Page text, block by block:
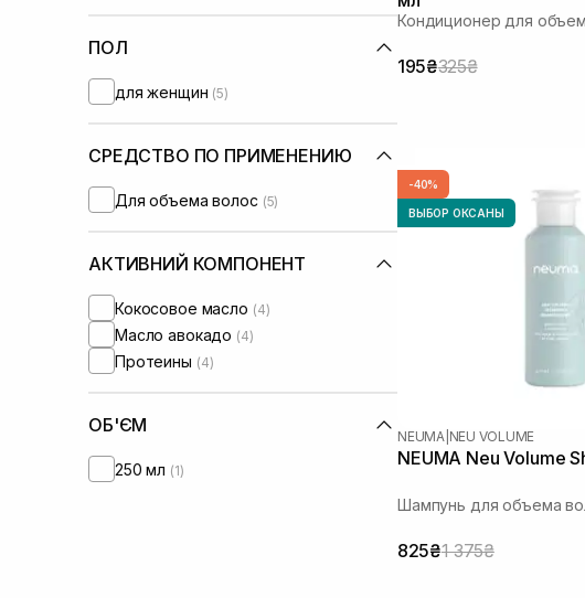
ПОЛ
для женщин (5)
СРЕДСТВО ПО ПРИМЕНЕНИЮ
Для объема волос (5)
АКТИВНИЙ КОМПОНЕНТ
Кокосовое масло (4)
Масло авокадо (4)
Протеины (4)
ОБ'ЄМ
250 мл (1)
Кондиционер для
195₴325₴
-40%
ВЫБОР ОКСАНЫ
NEUMA NEU VOLUME
NEUMA Neu Volume
Шампунь для объема
825₴1 375₴